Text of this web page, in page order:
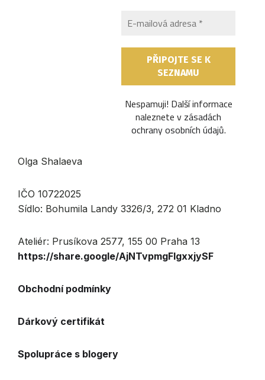
Nespamuji! Další informace
naleznete v zásadách
ochrany osobních údajů.
Olga Shalaeva
IČO 10722025
Sídlo: Bohumila Landy 3326/3, 272 01 Kladno
Ateliér: Prusíkova 2577, 155 00 Praha 13
https://share.google/AjNTvpmgFlgxxjySF
Obchodní podmínky
Dárkový certifikát
Spolupráce s blogery